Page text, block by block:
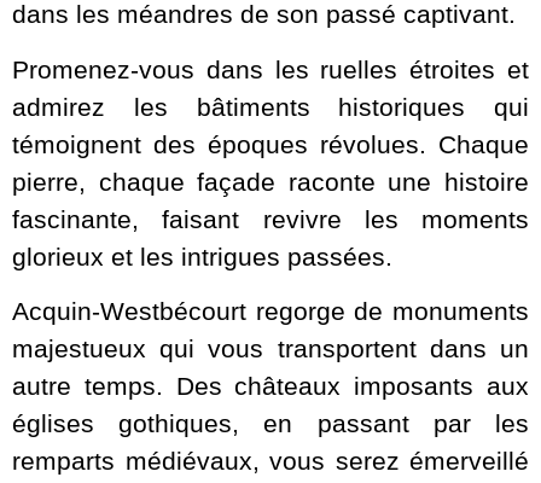
dans les méandres de son passé captivant.
Promenez-vous dans les ruelles étroites et
admirez les bâtiments historiques qui
témoignent des époques révolues. Chaque
pierre, chaque façade raconte une histoire
fascinante, faisant revivre les moments
glorieux et les intrigues passées.
Acquin-Westbécourt regorge de monuments
majestueux qui vous transportent dans un
autre temps. Des châteaux imposants aux
églises gothiques, en passant par les
remparts médiévaux, vous serez émerveillé